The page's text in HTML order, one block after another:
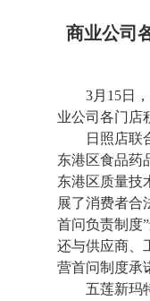
商业公司
3月15日
业公司各门店
日照店联
东港区食品药
东港区质量技
展了消费者合
首问负责制度
还与供应商、
营首问制度承
五莲新玛